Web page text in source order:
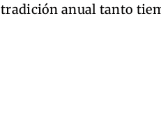
tradición anual tanto